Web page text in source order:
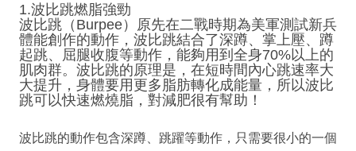
1.波比跳燃脂強勁
波比跳（Burpee）原先在二戰時期為美軍測試新兵
體能創作的動作，波比跳結合了深蹲、掌上壓、蹲
起跳、屈腿收腹等動作，能夠用到全身70%以上的
肌肉群。波比跳的原理是，在短時間內心跳速率大
大提升，身體要用更多脂肪轉化成能量，所以波比
跳可以快速燃燒脂，對減肥很有幫助！
波比跳的動作包含深蹲、跳躍等動作，只需要很小的一個